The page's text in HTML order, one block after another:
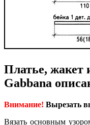
Платье, жакет
Gabbana
Внимание! Вырезать
Вязать основным